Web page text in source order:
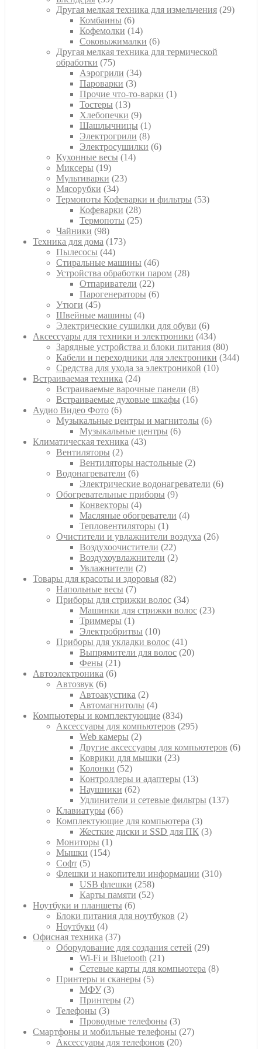
товаров
Другая мелкая техника для измельчения 2929
Комбаины 66
товаров
Кофемолки 1414
товаров
Соковыжималки 66
товаров
Другая мелкая техника для термической
обработки
7575
товаров
Аэрогрили 3434
Пароварки 33
товара
Прочие что-то-варки 11
Тостеры 1313
товаров
Хлебопечки 99
товаров
Шашлычницы 11
товар
Электрогрили 88
товаров
Электросушилки 66
Кухонные весы 1414
Миксеры 1919
товаров
Мультиварки 2323
Мясорубки 3434
товара
Термопоты Кофеварки и фильтры 5353
Кофеварки 2828
товаров
Термопоты 2525
Чайники 9898
товаров
Техника для дома 173173
Пылесосы 4444
товара
Стиральные машины 4646
товаров
Устройства обработки паром 2828
Отпариватели 2222
товара
Парогенераторы 66
Утюги 4545
товаров
Швейные машины 44
товара
Электрические сушилки для обуви 66
товаров
Аксессуары для техники и электроники 434434
товара
Зарядные устройства и блоки питания 8080
товаров
Кабели и переходники для электроники 344344
Средства для ухода за электроникой 1010
Встраиваемая техника 2424
товара
Встраиваемые варочные панели 88
товаров
Встраиваемые духовые шкафы 1616
Аудио Видео Фото 66
товаров
Музыкальные центры и магнитолы 66
Музыкальные центры 66
Климатическая техника 4343
Вентиляторы 22
товара
Вентиляторы настольные 22
Водонагреватели 66
товаров
Электрические водонагреватели 66
Обогревательные приборы 99
Конвекторы 44
товара
Масляные обогреватели 44
Тепловентиляторы 11
товар
Очистители и увлажнители воздуха 2626
Воздухоочистители 2222
товара
Воздухоувлажнители 22
Увлажнители 22
товара
Товары для красоты и здоровья 8282
Напольные весы 77
товаров
Приборы для стрижки волос 3434
товара
Машинки для стрижки волос 2323
Триммеры 11
товар
Электробритвы 1010
товаров
Приборы для укладки волос 4141
товар
Выпрямители для волос 2020
Фены 2121
Автоэлектроника 66
Автозвук 66
товаров
Автоакустика 22
товара
Автомагнитолы 44
товара
Компьютеры и комплектующие 834834
товара
Аксессуары для компьютеров 295295
Web камеры 22
товара
Другие аксессуары для компьютеров 66
Коврики для мышки 2323
Колонки 5252
товара
Контроллеры и адаптеры 1313
Наушники 6262
товара
Удлинители и сетевые фильтры 137137
Клавиатуры 6666
товаров
Комплектующие для компьютера 33
товара
Жесткие диски и SSD для ПК 33
Мониторы 11
товар
Мышки 154154
Софт 55
товаров
Флешки и накопители информации 310310
USB флешки 258258
товаров
Карты памяти 5252
Ноутбуки и планшеты 66
товаров
Блоки питания для ноутбуков 22
Ноутбуки 44
товара
Офисная техника 3737
товаров
Оборудование для создания сетей 2929
Wi-Fi и Bluetooth 2121
товар
Сетевые карты для компьютера 88
Принтеры и сканеры 55
МФУ 33
товара
Принтеры 22
Телефоны 33
товара
Проводные телефоны 33
товара
Смартфоны и мобильные телефоны 2727
Аксессуары для телефонов 2020